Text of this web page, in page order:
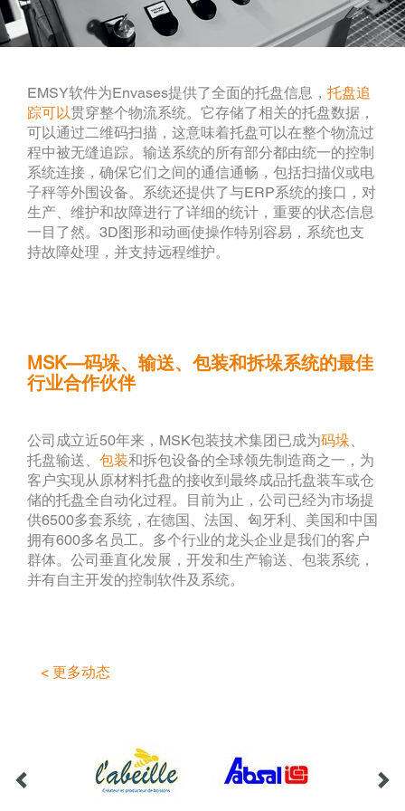
EMSY软件为Envases提供了全面的托盘信息， 托盘追
踪可以贯穿整个物流系统。它存储了相关的托盘数据，
可以通过二维码扫描，这意味着托盘可以在整个物流过
程中被无缝追踪。输送系统的所有部分都由统一的控制
系统连接，确保它们之间的通信通畅，包括扫描仪或电
子秤等外围设备。系统还提供了与ERP系统的接口，对
生产、维护和故障进行了详细的统计，重要的状态信息
一目了然。3D图形和动画使操作特别容易，系统也支
持故障处理，并支持远程维护。
MSK—码垛、输送、包装和拆垛系统的最佳
行业合作伙伴
公司成立近50年来，MSK包装技术集团已成为码垛
托盘输送、 包装和拆包设备的全球领先制造商之一，为
客户实现从原材料托盘的接收到最终成品托盘装车或仓
储的托盘全自动化过程。目前为止，公司已经为市场提
供6500多套系统，在德国、法国、匈牙利、美国和中国
拥有600多名员工。多个行业的龙头企业是我们的客户
群体。公司垂直化发展，开发和生产输送、包装系统，
并有自主开发的控制软件及系统。
< 更多动态